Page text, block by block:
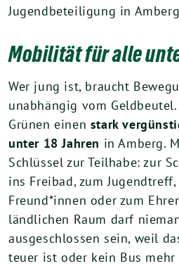
Jugendbeteiligung in
Mobilität für alle
Wer jung ist, braucht
unabhängig vom
Grünen einen stark
unter 18 Jahren in Amberg.
Schlüssel zur Teilhabe: zur
ins Freibad, zum Jugendtreff,
Freund*innen oder zum
ländlichen Raum darf
ausgeschlossen sein, weil
teuer ist oder kein Bus